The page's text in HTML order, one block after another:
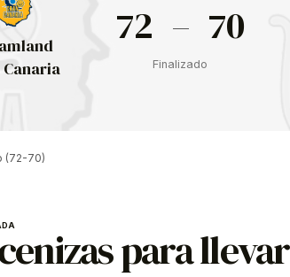
Canaria
72 – 70
Finalizado
(72-70)
para